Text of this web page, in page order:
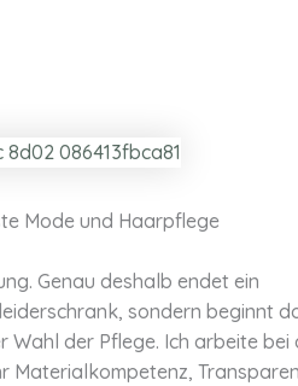
Mode und Haarpflege
Genau deshalb endet ein
sondern beginnt
Wahl der Pflege. Ich arbeite bei
Materialkompetenz,